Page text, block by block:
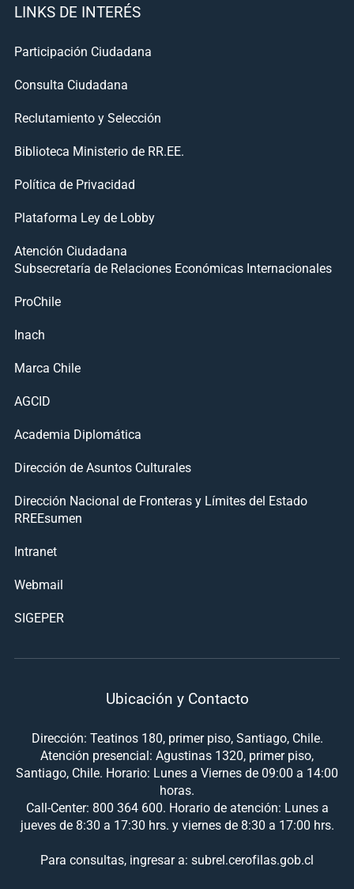
LINKS DE INTERÉS
Participación Ciudadana
Consulta Ciudadana
Reclutamiento y Selección
Biblioteca Ministerio de RR.EE.
Política de Privacidad
Plataforma Ley de Lobby
Atención Ciudadana
Subsecretaría de Relaciones Económicas Internacionales
ProChile
Inach
Marca Chile
AGCID
Academia Diplomática
Dirección de Asuntos Culturales
Dirección Nacional de Fronteras y Límites del Estado
RREEsumen
Intranet
Webmail
SIGEPER
Ubicación y Contacto
Dirección: Teatinos 180, primer piso, Santiago, Chile.
Atención presencial: Agustinas 1320, primer piso,
Santiago, Chile. Horario: Lunes a Viernes de 09:00 a 14:00
horas.
Call-Center: 800 364 600. Horario de atención: Lunes a
jueves de 8:30 a 17:30 hrs. y viernes de 8:30 a 17:00 hrs.
Para consultas, ingresar a: subrel.cerofilas.gob.cl